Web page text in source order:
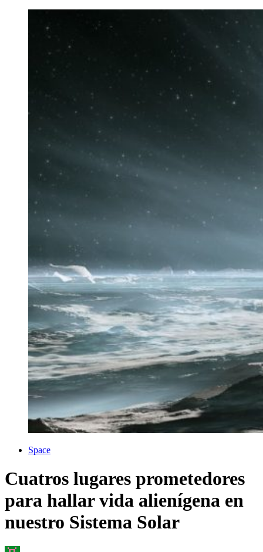
Space
Cuatros lugares prometedores
para hallar vida alienígena en
nuestro Sistema Solar